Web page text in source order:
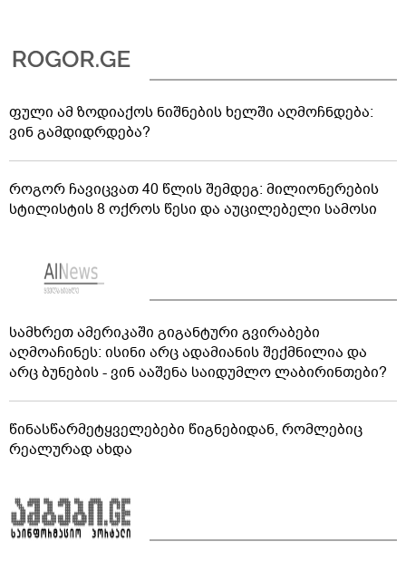
ფული ამ ზოდიაქოს ნიშნების ხელში აღმოჩნდება:
ვინ გამდიდრდება?
როგორ ჩავიცვათ 40 წლის შემდეგ: მილიონერების
სტილისტის 8 ოქროს წესი და აუცილებელი სამოსი
სამხრეთ ამერიკაში გიგანტური გვირაბები
აღმოაჩინეს: ისინი არც ადამიანის შექმნილია და
არც ბუნების - ვინ ააშენა საიდუმლო ლაბირინთები?
წინასწარმეტყველებები წიგნებიდან, რომლებიც
რეალურად ახდა